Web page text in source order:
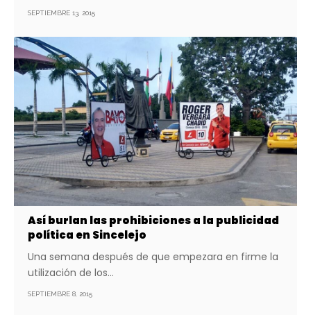
SEPTIEMBRE 13, 2015
Así burlan las prohibiciones a la publicidad
política en Sincelejo
Una semana después de que empezara en firme la
utilización de los…
SEPTIEMBRE 8, 2015